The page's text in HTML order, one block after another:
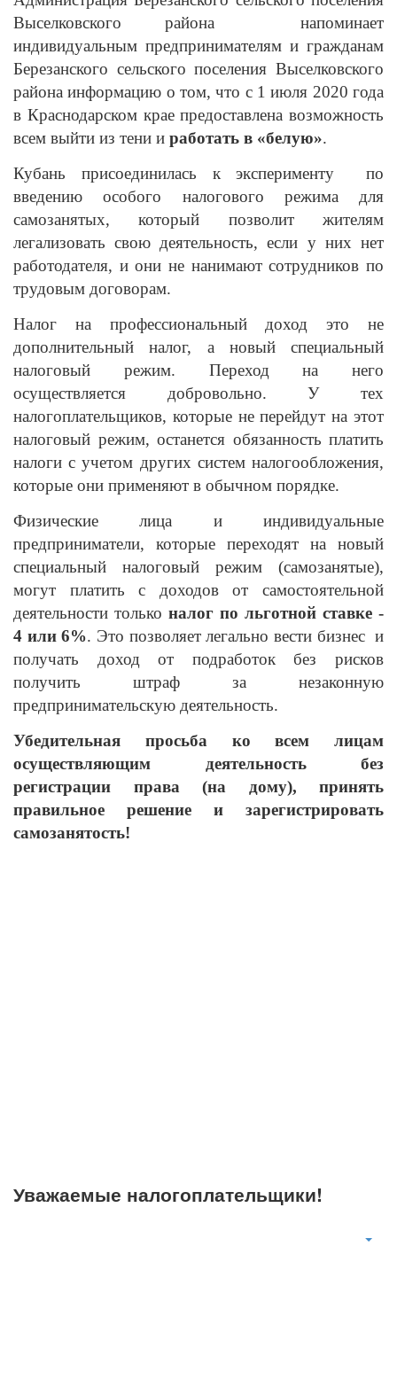
Выселковского района напоминает
индивидуальным предпринимателям и гражданам
Березанского сельского поселения Выселковского
района информацию о том, что с 1 июля 2020 года
в Краснодарском крае предоставлена возможность
всем выйти из тени и работать в «белую».
Кубань присоединилась к эксперименту по
введению особого налогового режима для
самозанятых, который позволит жителям
легализовать свою деятельность, если у них нет
работодателя, и они не нанимают сотрудников по
трудовым договорам.
Налог на профессиональный доход это не
дополнительный налог, а новый специальный
налоговый режим. Переход на него
осуществляется добровольно. У тех
налогоплательщиков, которые не перейдут на этот
налоговый режим, останется обязанность платить
налоги с учетом других систем налогообложения,
которые они применяют в обычном порядке.
Физические лица и индивидуальные
предприниматели, которые переходят на новый
специальный налоговый режим (самозанятые),
могут платить с доходов от самостоятельной
деятельности только налог по льготной ставке -
4 или 6%. Это позволяет легально вести бизнес и
получать доход от подработок без рисков
получить штраф за незаконную
предпринимательскую деятельность.
Убедительная просьба ко всем лицам
осуществляющим деятельность без
регистрации права (на дому), принять
правильное решение и зарегистрировать
самозанятость!
Уважаемые налогоплательщики!